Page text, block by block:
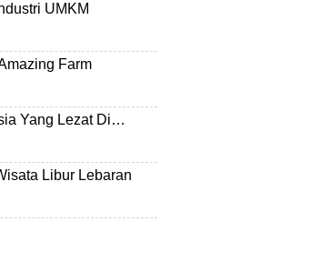
UMKM
Farm
Yang Lezat Di…
Libur Lebaran